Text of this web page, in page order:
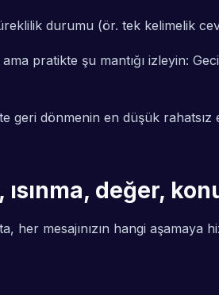
durumu (ör. tek kelimelik
pratikte şu mantığı izleyin:
geri dönmenin en düşük
değer,
mesajınızın hangi aşamaya